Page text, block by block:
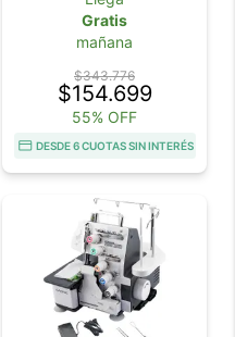
Gratis
mañana
$343.776
$154.699
55% OFF
DESDE 6 CUOTAS SIN INTERÉS